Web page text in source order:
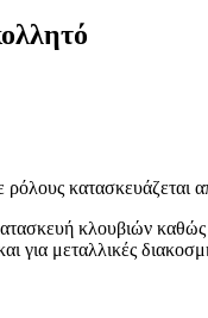
κατασκευάζεται
κλουβιών
για μεταλλικές